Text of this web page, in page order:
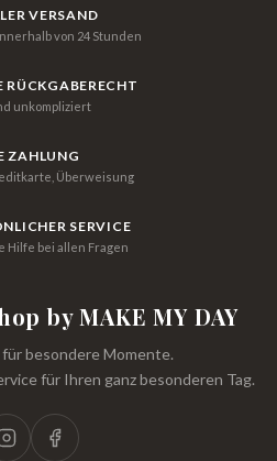
VERSAND
von 24 Stunden
RÜCKGABERECHT
unkompliziert
ZAHLUNG
Überweisung
SERVICE
Hilfe bei allen Fragen
by MAKE MY DAY
besondere Momente.
für Ihren ganz besonderen Tag.